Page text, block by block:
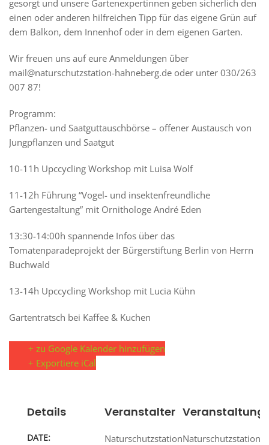
gesorgt und unsere Gartenexpertinnen geben sicherlich den
einen oder anderen hilfreichen Tipp für das eigene Grün auf
dem Balkon, dem Innenhof oder in dem eigenen Garten.
Wir freuen uns auf eure Anmeldungen über
mail@naturschutzstation-hahneberg.de oder unter 030/263
007 87!
Programm:
Pflanzen- und Saatguttauschbörse – offener Austausch von
Jungpflanzen und Saatgut
10-11h Upccycling Workshop mit Luisa Wolf
11-12h Führung “Vogel- und insektenfreundliche
Gartengestaltung” mit Ornithologe André Eden
13:30-14:00h spannende Infos über das
Tomatenparadeprojekt der Bürgerstiftung Berlin von Herrn
Buchwald
13-14h Upccycling Workshop mit Lucia Kühn
Gartentratsch bei Kaffee & Kuchen
+ zu Google Kalender hinzufügen
+ Exportiere iCal
Details
DATE:
Veranstalter
NaturschutzstationNaturschutzstation